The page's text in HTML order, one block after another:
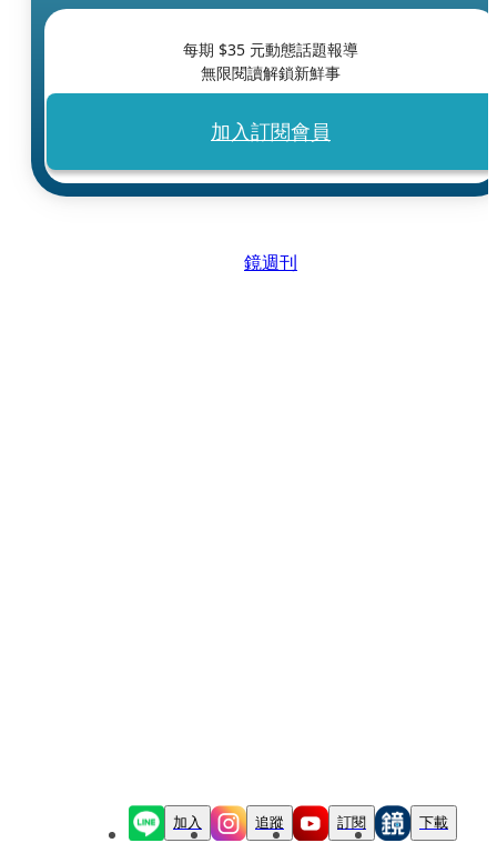
每期 $35 元動態話題報導
無限閱讀解鎖新鮮事
加入訂閱會員
鏡週刊
加入 追蹤 訂閱 下載